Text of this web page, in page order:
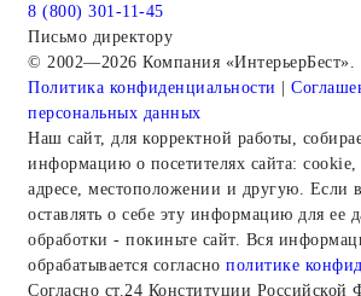
8 (800) 301-11-45
Письмо директору
© 2002—2026 Компания «ИнтерьерБест».
Политика конфиденциальности |
персональных данных
Наш сайт, для корректной работы,
информацию о посетителях сайта:
адресе, местоположении и другую. Если
оставлять о себе эту информацию для ее
обработки - покиньте сайт. Вся
обрабатывается согласно политике
Согласно ст.24 Конституции Российской